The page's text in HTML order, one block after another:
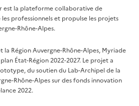
est la plateforme collaborative de
professionnels et propulse les projets
Rhône-Alpes.
Région Auvergne-Rhône-Alpes, Myriade
État-Région 2022-2027. Le projet a
du soutien du Lab-Archipel de la
Rhône-Alpes sur des fonds innovation
2022.